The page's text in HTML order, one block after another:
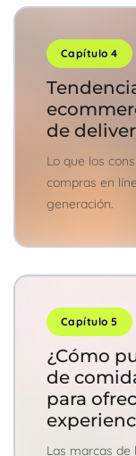
Capítulo 4
de
Lo que los
compras en
generación.
Capítulo 5
¿Cómo
de
para
Las marcas